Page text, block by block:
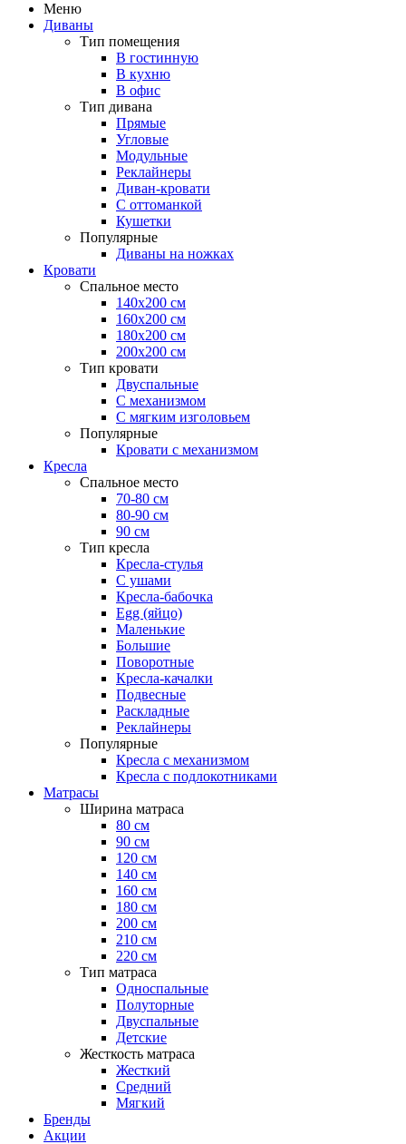
Меню
Диваны
Тип помещения
В гостинную
В кухню
В офис
Тип дивана
Прямые
Угловые
Модульные
Реклайнеры
Диван-кровати
С оттоманкой
Кушетки
Популярные
Диваны на ножках
Кровати
Спальное место
140х200 см
160х200 см
180х200 см
200х200 см
Тип кровати
Двуспальные
С механизмом
С мягким изголовьем
Популярные
Кровати с механизмом
Кресла
Спальное место
70-80 см
80-90 см
90 см
Тип кресла
Кресла-стулья
С ушами
Кресла-бабочка
Egg (яйцо)
Маленькие
Большие
Поворотные
Кресла-качалки
Подвесные
Раскладные
Реклайнеры
Популярные
Кресла с механизмом
Кресла с подлокотниками
Матрасы
Ширина матраса
80 см
90 см
120 см
140 см
160 см
180 см
200 см
210 см
220 см
Тип матраса
Односпальные
Полуторные
Двуспальные
Детские
Жесткость матраса
Жесткий
Средний
Мягкий
Бренды
Акции